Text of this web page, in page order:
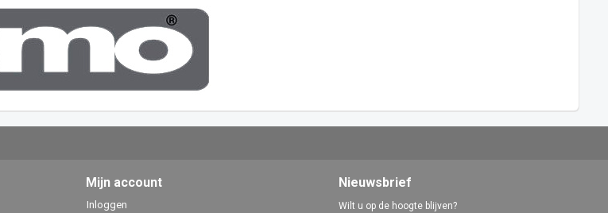
Mijn account
Inloggen
Nieuwsbrief
Wilt u op de hoogte blijven?